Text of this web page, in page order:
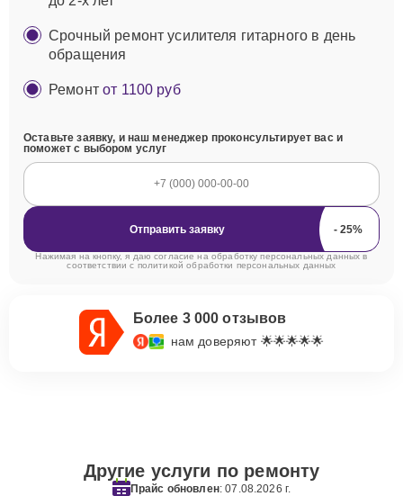
Срочный ремонт усилителя гитарного в день
обращения
Ремонтот 1100 руб
Оставьте заявку, и наш менеджер проконсультирует вас и
поможет с выбором услуг
Отправить заявку
Нажимая на кнопку, я даю согласие на обработку персональных данных в
соответствии с политикой обработки персональных данных
Более 3 000 отзывов
нам доверяют 🌟🌟🌟🌟🌟
Другие услуги по ремонту
Прайс обновлен: 07.08.2026 г.